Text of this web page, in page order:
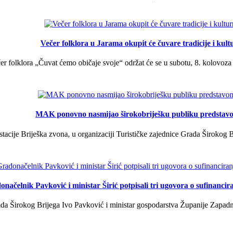
Večer folklora u Jarama okupit će čuvare tradicije i
folklora „Čuvat ćemo običaje svoje“ održat će se u subotu, 8.
MAK ponovno nasmijao širokobriješku publiku
Briješka zvona, u organizaciji Turističke zajednice Grada Širokog
Pavković i ministar Širić potpisali tri ugovora o
Širokog Brijega Ivo Pavković i ministar gospodarstva Županije